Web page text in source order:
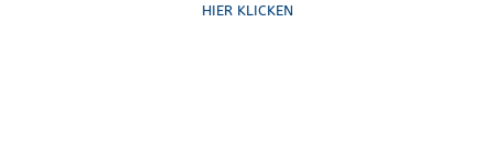
HIER KLICKEN